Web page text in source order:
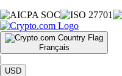
Français
|
USD